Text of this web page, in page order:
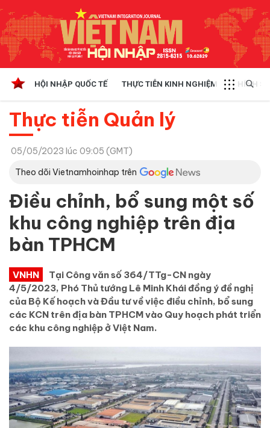
HỘI NHẬP QUỐC TẾ THỰC TIỄN KINH NGHIỆM CHÍNH
Thực tiễn Quản lý
05/05/2023 lúc 09:05 (GMT)
Theo dõi Vietnamhoinhap trên
Điều chỉnh, bổ sung một số
khu công nghiệp trên địa
bàn TPHCM
VNHN
Tại Công văn số 364/TTg-CN ngày
4/5/2023, Phó Thủ tướng Lê Minh Khái đồng ý đề nghị
của Bộ Kế hoạch và Đầu tư về việc điều chỉnh, bổ sung
các KCN trên địa bàn TPHCM vào Quy hoạch phát triển
các khu công nghiệp ở Việt Nam.